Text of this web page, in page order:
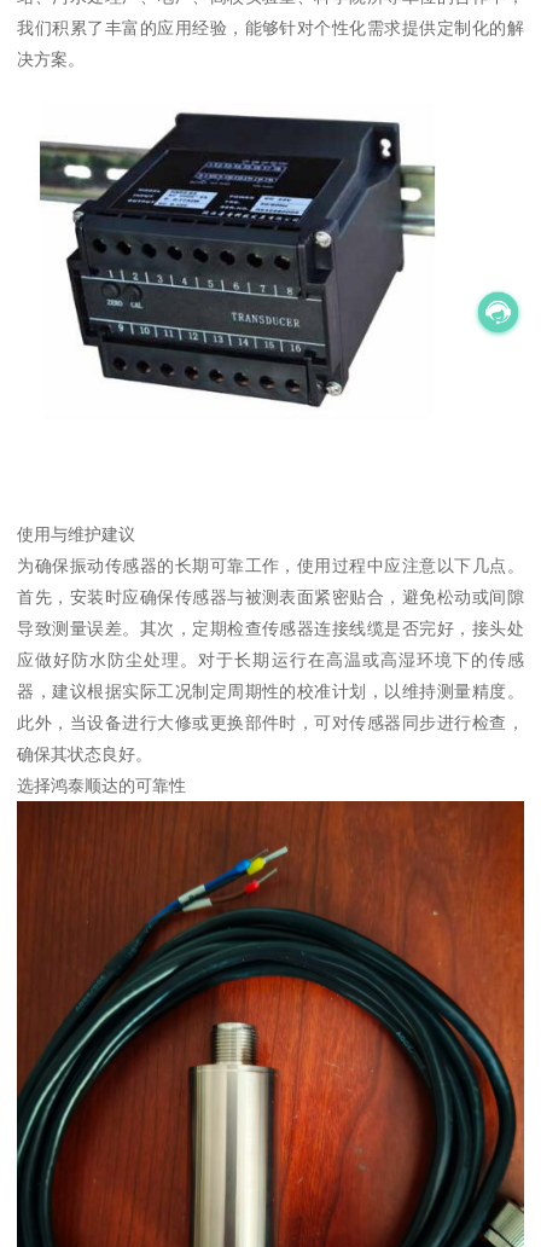
我们积累了丰富的应用经验，能够针对个性化需求提供定制化的解
决方案。
使用与维护建议
为确保振动传感器的长期可靠工作，使用过程中应注意以下几点。
首先，安装时应确保传感器与被测表面紧密贴合，避免松动或间隙
导致测量误差。其次，定期检查传感器连接线缆是否完好，接头处
应做好防水防尘处理。对于长期运行在高温或高湿环境下的传感
器，建议根据实际工况制定周期性的校准计划，以维持测量精度。
此外，当设备进行大修或更换部件时，可对传感器同步进行检查，
确保其状态良好。
选择鸿泰顺达的可靠性